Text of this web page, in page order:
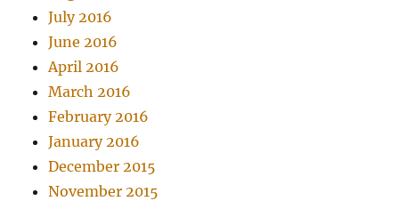
July 2016
June 2016
April 2016
March 2016
February 2016
January 2016
December 2015
November 2015